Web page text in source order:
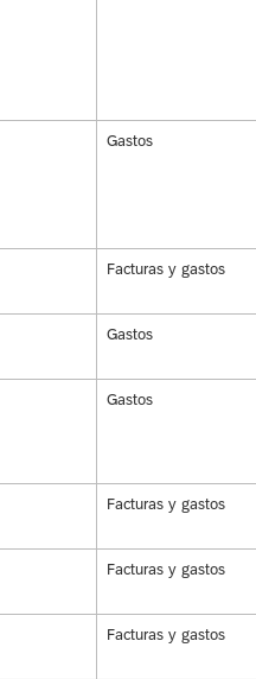
Gastos
Facturas y gastos
Gastos
Gastos
Facturas y gastos
Facturas y gastos
Facturas y gastos